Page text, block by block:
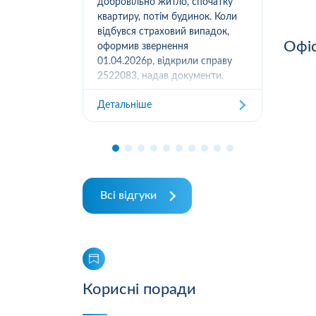
квартиру, потім будинок. Коли
відбувся страховий випадок,
оформив звернення
01.04.2026р, відкрили справу
2522083, надав документи,
отримав підтвердження
отримання, взяли в роботу. 2
місяці жодного повідомлення
Детальніше
та
Всі відгуки
Корисні поради